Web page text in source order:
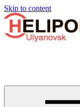
Skip to content